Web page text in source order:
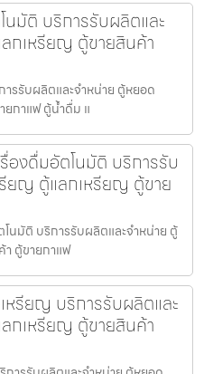
มัติ บริการรับผลิตและ
กเหรียญ ตู้ขายสินค้า
รรับผลิตและจำหน่าย ตู้หยอด
กาแฟ ตู้น้ำดื่ม แ
องดื่ม​อัตโนมัติ บริการรับ
ยญ ตู้แลกเหรียญ ตู้ขาย
นมัติ บริการรับผลิตและจำหน่าย ตู้
ตู้ขายกาแฟ
รียญ บริการรับผลิตและ
กเหรียญ ตู้ขายสินค้า